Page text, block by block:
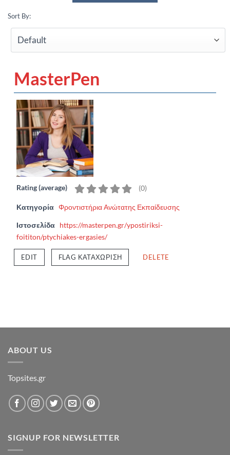
Sort By:
MasterPen
Rating (average) (0)
Κατηγορία Φροντιστήρια Ανώτατης Εκπαίδευσης
Ιστοσελίδα https://masterpen.gr/ypostiriksi-
foititon/ptychiakes-ergasies/
EDIT FLAG ΚΑΤΑΧΏΡΙΣΗ DELETE
ABOUT US
Topsites.gr
SIGNUP FOR NEWSLETTER